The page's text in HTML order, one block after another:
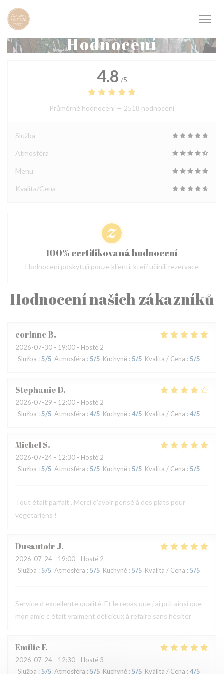
Panel pro správu cookies
Hodnocení
Hodnocení našich zákazníků
corinneB
2026-07-30 - 19:00 - Hosté 2
Služba : 5/5 Atmosféra : 5/5 Kuchyně : 5/5 Kvalita / Cena : 5/5
StephanieD
2026-07-29 - 12:00 - Hosté 2
Služba : 5/5 Atmosféra : 4/5 Kuchyně : 4/5 Kvalita / Cena : 4/5
MichelS
2026-07-24 - 12:30 - Hosté 2
Služba : 5/5 Atmosféra : 5/5 Kuchyně : 5/5 Kvalita / Cena : 5/5
Tout était parfait . Merci d’avoir pensé à des plats pour
végétariens !
Dusautoir J
2026-07-24 - 19:00 - Hosté 2
Služba : 5/5 Atmosféra : 5/5 Kuchyně : 5/5 Kvalita / Cena : 5/5
Service d excellente qualité. Et le repas que j ai prit ainsi que
mon amie c était vraiment délicieux à refaire sans hésiter
EmilieF
2026-07-24 - 12:30 - Hosté 3
Služba :5/5 Atmosféra :5/5 Kuchyně :5/5 Kvalita / Cena : 4/5
4.8 /5
Průměrné hodnocení — 2518 hodnoceni
Služba
Atmosféra
Menu
Kvalita/Cena
100% certifikovaná hodnocení
Hodnocení poskytují pouze klienti, kteří učinili rezervace